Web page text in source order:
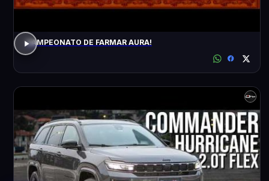
CAMPEONATO DE FARMAR AURA!